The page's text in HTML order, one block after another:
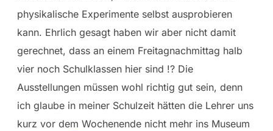
physikalische Experimente selbst ausprobieren
kann. Ehrlich gesagt haben wir aber nicht damit
gerechnet, dass an einem Freitagnachmittag halb
vier noch Schulklassen hier sind !? Die
Ausstellungen müssen wohl richtig gut sein, denn
ich glaube in meiner Schulzeit hätten die Lehrer uns
kurz vor dem Wochenende nicht mehr ins Museum